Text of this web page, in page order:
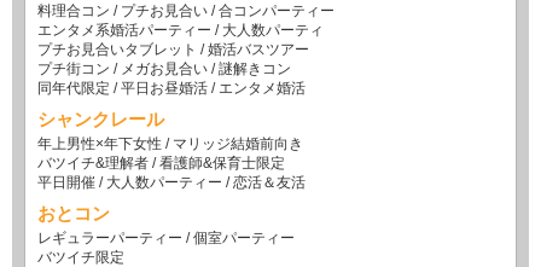
料理合コン / プチお見合い /合コンパーティー
エンタメ系婚活パーティー / 大人数パーティ
プチお見合いタブレット /婚活バスツアー
プチ街コン / メガお見合い /謎解きコン
同年代限定 /平日お昼婚活 / エンタメ婚活
シャンクレール
年上男性×年下女性 / マリッジ結婚前向き
バツイチ&理解者 /看護師&保育士限定
平日開催 / 大人数パーティー /恋活＆友活
おとコン
レギュラーパーティー /個室パーティー
バツイチ限定